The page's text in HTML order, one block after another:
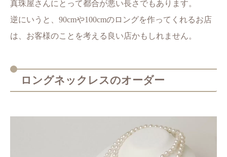
真珠屋さんにとって都合が悪い長さでもあります。
逆にいうと、90cmや100cmのロングを作ってくれるお店
は、お客様のことを考える良い店かもしれません。
ロングネックレスのオーダー